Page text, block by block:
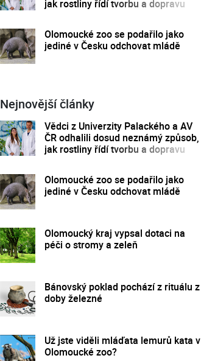
jak rostliny řídí tvorbu a dopravu
Olomoucké zoo se podařilo jako
jediné v Česku odchovat mládě
Nejnovější články
Vědci z Univerzity Palackého a AV
ČR odhalili dosud neznámý způsob,
jak rostliny řídí tvorbu a dopravu
Olomoucké zoo se podařilo jako
jediné v Česku odchovat mládě
Olomoucký kraj vypsal dotaci na
péči o stromy a zeleň
Bánovský poklad pochází z rituálu z
doby železné
Už jste viděli mláďata lemurů kata v
Olomoucké zoo?